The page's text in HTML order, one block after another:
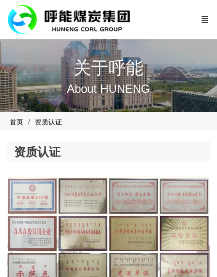
关于呼能
About HUNENG
首页 资质认证
资质认证